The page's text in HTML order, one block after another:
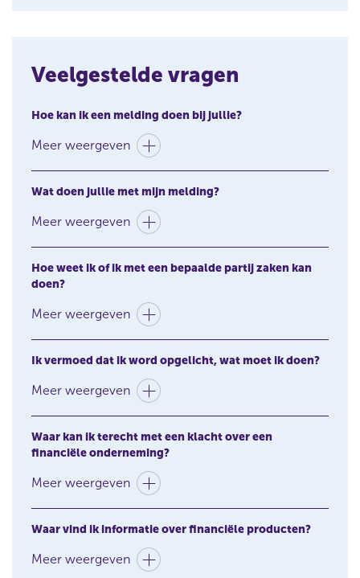
w
w
n
o
w
)
Veelgestelde vragen
Hoe kan ik een melding doen bij jullie?
Meer weergeven
Wat doen jullie met mijn melding?
Meer weergeven
Hoe weet ik of ik met een bepaalde partij zaken kan
doen?
Meer weergeven
Ik vermoed dat ik word opgelicht, wat moet ik doen?
Meer weergeven
Waar kan ik terecht met een klacht over een
financiële onderneming?
Meer weergeven
Waar vind ik informatie over financiële producten?
Meer weergeven